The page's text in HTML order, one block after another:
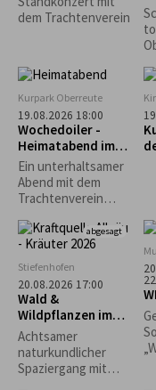
dem Trachtenverein
Kurpark Oberreute
19.08.2026 18:00
Wochedoiler -
Heimatabend im
Kurgarten
Ein unterhaltsamer
Abend mit dem
Trachtenverein
Mitwirkung der
Kinder- und
Jugendgruppe,
Aktivengruppe,
Goißler,
Stubenmusik und
Schellengruppe.
abgesagt
Stiefenhofen
20.08.2026 17:00
Wald &
Wildpflanzen im
Jahreslauf
Achtsamer
naturkundlicher
Spaziergang mit